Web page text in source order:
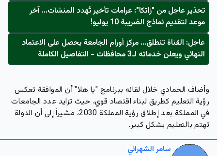
تحذير عاجل من "زاتكا": غرامات تأخير تُهدد المنشآت… آخر
موعد لتقديم نماذج الضريبة 10 يوليو!
عاجل: القناة تنطلق... مركز أورام الجامعة يحصل على الاعتماد
النهائي ويعلن خدماته لـ3 محافظات - التفاصيل الكاملة
وأضاف الحمادي خلال لقائه ببرنامج "يا هلا" أن الموافقة تعكس
رؤية التعليم كطريق لبناء اقتصاد قوي، حيث تزايد عدد الجامعات
في المملكة بعد إطلاق رؤية المملكة 2030، مشيراً إلى أن الدولة
تهتم بالتعليم بشكل كبير.
سامر الشهراني